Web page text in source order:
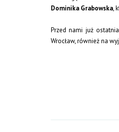
Dominika Grabowska,
Przed nami już
Wrocław, również na